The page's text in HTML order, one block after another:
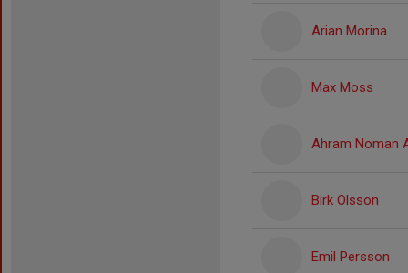
Arian Morina
Max Moss
Ahram Noman
Birk Olsson
Emil Persson